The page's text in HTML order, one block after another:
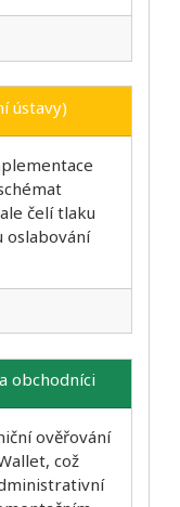
ústavy)
čelí tlaku
oslabování
obchodníci
ověřování
což